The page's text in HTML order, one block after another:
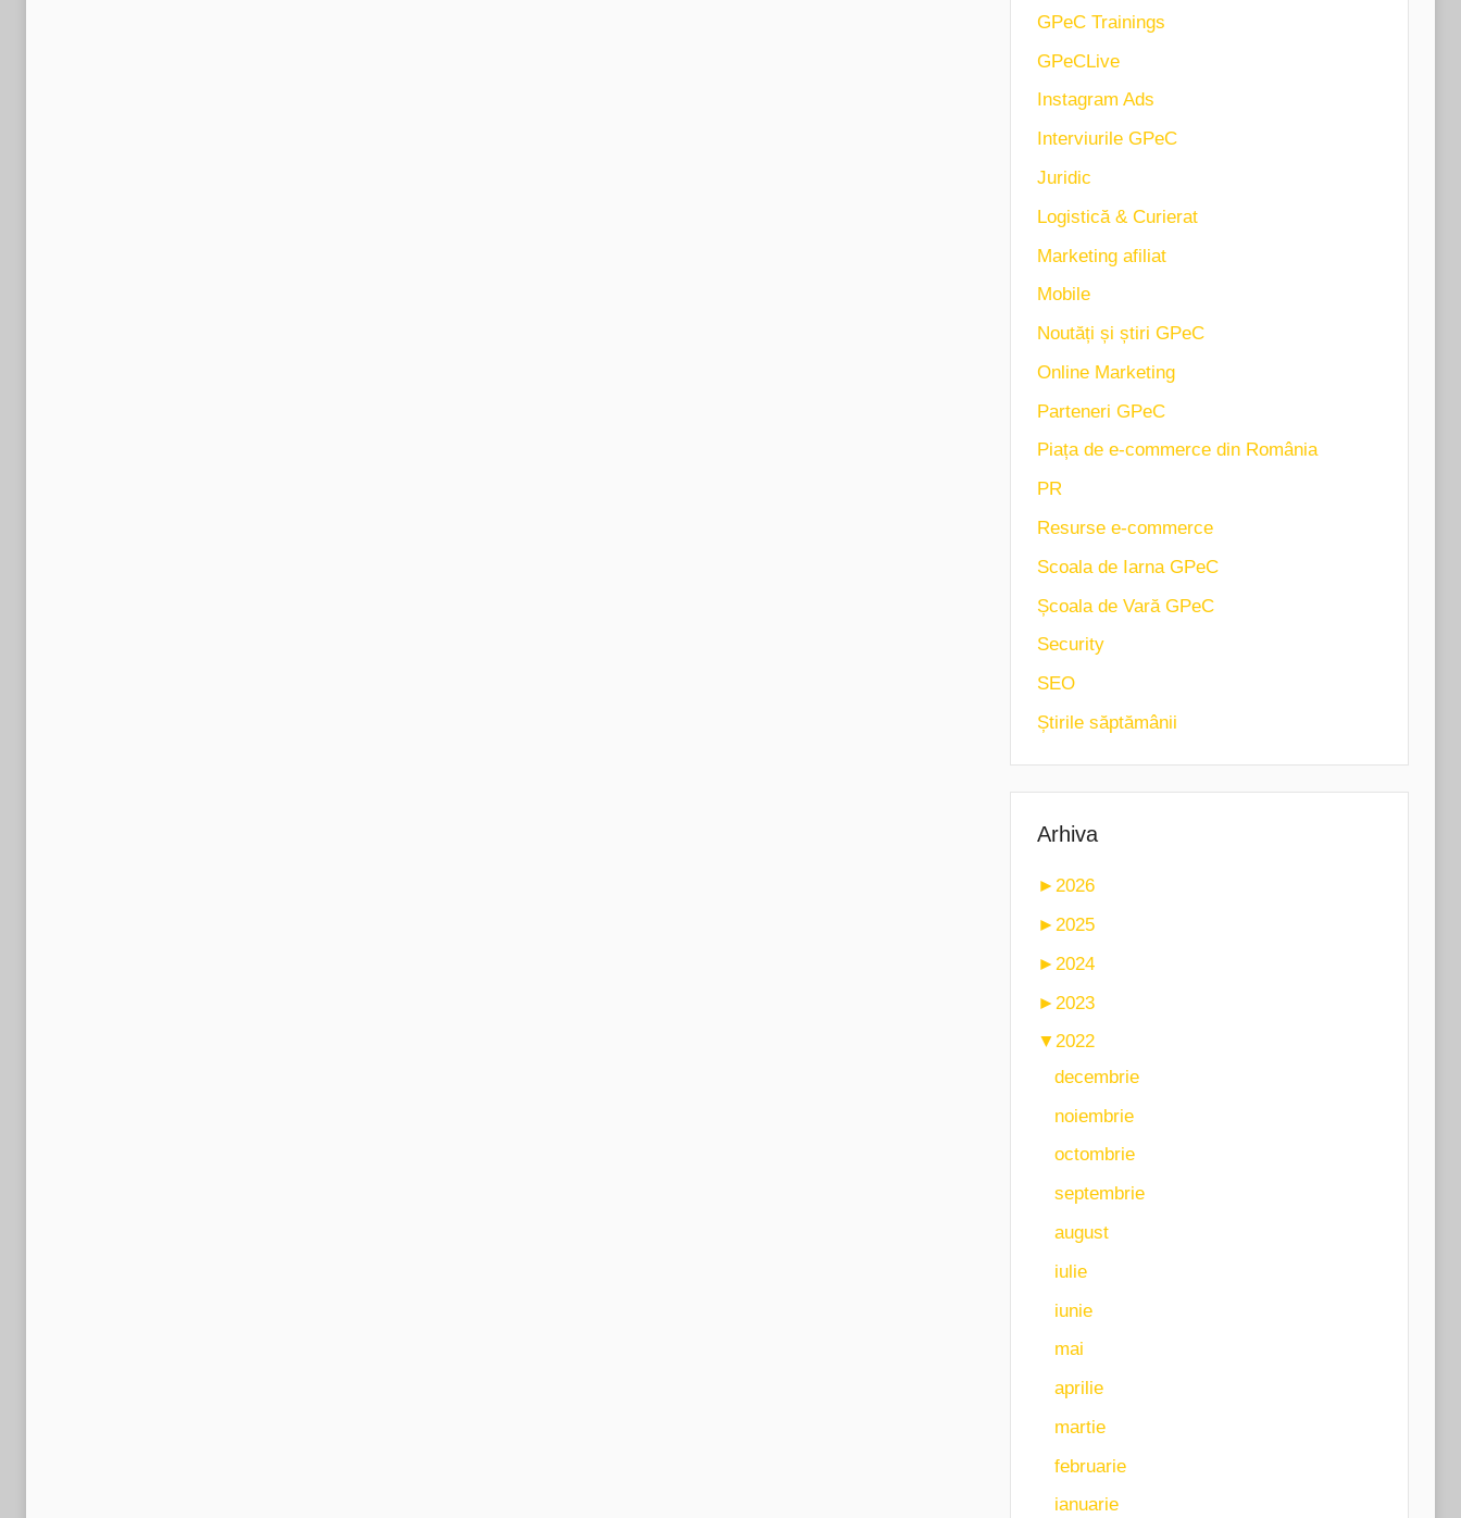
GPeC Trainings
GPeCLive
Instagram Ads
Interviurile GPeC
Juridic
Logistică & Curierat
Marketing afiliat
Mobile
Noutăți și știri GPeC
Online Marketing
Parteneri GPeC
Piața de e-commerce din România
PR
Resurse e-commerce
Scoala de Iarna GPeC
Școala de Vară GPeC
Security
SEO
Știrile săptămânii
Arhiva
► 2026
► 2025
► 2024
► 2023
▼2022
decembrie
noiembrie
octombrie
septembrie
august
iulie
iunie
mai
aprilie
martie
februarie
ianuarie